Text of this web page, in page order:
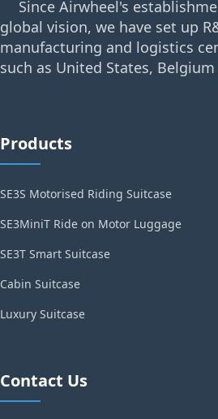
Since Airwheel's
global vision, we have set up
manufacturing and logistics
such as United States, Belgium
Products
SE3S Motorised Riding Suitcase
SE3MiniT Ride on Motor Luggage
SE3T Smart Suitcase
Cabin Suitcase
Luxury Suitcase
Contact Us